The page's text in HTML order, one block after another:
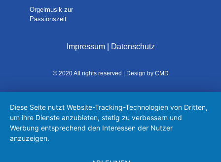
Orgelmusik zur
Passionszeit
Impressum| Datenschutz
© 2020 All rights reserved | Design by CMD
Diese Seite nutzt Website-Tracking-Technologien von Dritten,
um ihre Dienste anzubieten, stetig zu verbessern und
Werbung entsprechend den Interessen der Nutzer
anzuzeigen.